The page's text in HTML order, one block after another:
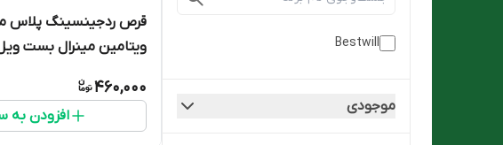
Bestwill
موجودی
قرص ردجینسینگ پلاس
ویتامین مینرال بست ویل 30
460,000
افزودن به